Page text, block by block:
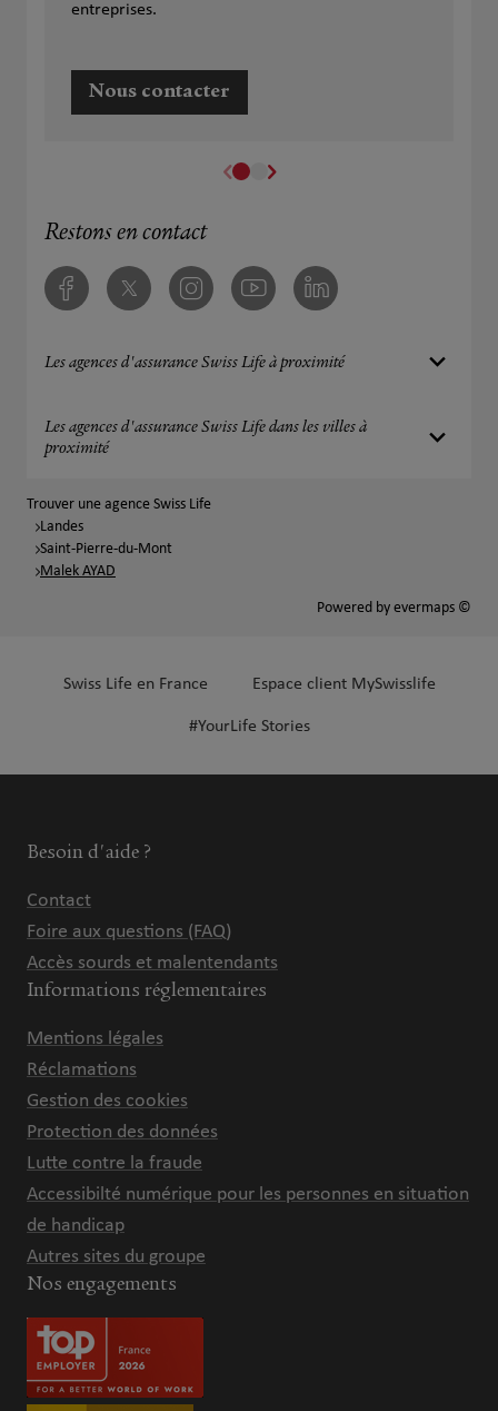
entreprises.
Nous contacter
Restons en contact
FacebookTwitter InstagramYoutube Linkedin
Les agences d'assurance Swiss Life à proximité
Les agences d'assurance Swiss Life dans les villes à
proximité
Trouver une agence Swiss Life
Landes
Saint-Pierre-du-Mont
Malek AYAD
Powered by evermaps ©
Swiss Life en France Espace client MySwisslife
#YourLife Stories
Besoin d'aide ?
Contact
Foire aux questions (FAQ)
Accès sourds et malentendants
Informations réglementaires
Mentions légales
Réclamations
Gestion des cookies
Protection des données
Lutte contre la fraude
Accessibilté numérique pour les personnes en situation
de handicap
Autres sites du groupe
Nos engagements